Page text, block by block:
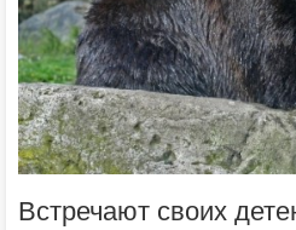
Встречают своих